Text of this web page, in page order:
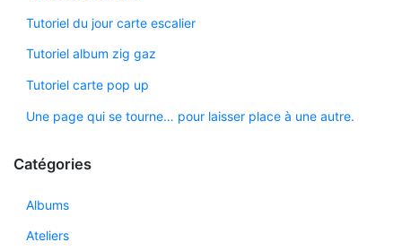
Tutoriel du jour carte escalier
Tutoriel album zig gaz
Tutoriel carte pop up
Une page qui se tourne… pour laisser place à une autre.
Catégories
Albums
Ateliers